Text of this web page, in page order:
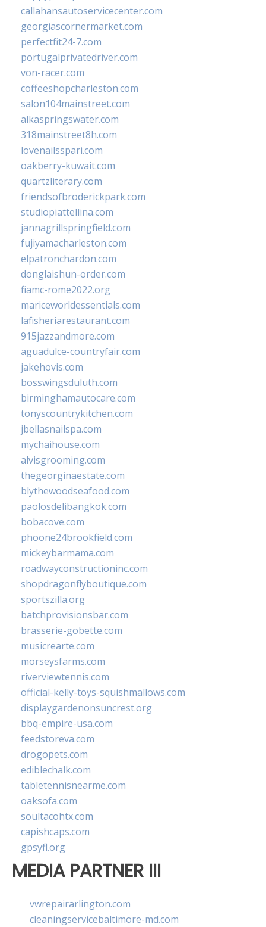
callahansautoservicecenter.com
georgiascornermarket.com
perfectfit24-7.com
portugalprivatedriver.com
von-racer.com
coffeeshopcharleston.com
salon104mainstreet.com
alkaspringswater.com
318mainstreet8h.com
lovenailsspari.com
oakberry-kuwait.com
quartzliterary.com
friendsofbroderickpark.com
studiopiattellina.com
jannagrillspringfield.com
fujiyamacharleston.com
elpatronchardon.com
donglaishun-order.com
fiamc-rome2022.org
mariceworldessentials.com
lafisheriarestaurant.com
915jazzandmore.com
aguadulce-countryfair.com
jakehovis.com
bosswingsduluth.com
birminghamautocare.com
tonyscountrykitchen.com
jbellasnailspa.com
mychaihouse.com
alvisgrooming.com
thegeorginaestate.com
blythewoodseafood.com
paolosdelibangkok.com
bobacove.com
phoone24brookfield.com
mickeybarmama.com
roadwayconstructioninc.com
shopdragonflyboutique.com
sportszilla.org
batchprovisionsbar.com
brasserie-gobette.com
musicrearte.com
morseysfarms.com
riverviewtennis.com
official-kelly-toys-squishmallows.com
displaygardenonsuncrest.org
bbq-empire-usa.com
feedstoreva.com
drogopets.com
ediblechalk.com
tabletennisnearme.com
oaksofa.com
soultacohtx.com
capishcaps.com
gpsyfl.org
MEDIA PARTNER III
vwrepairarlington.com
cleaningservicebaltimore-md.com